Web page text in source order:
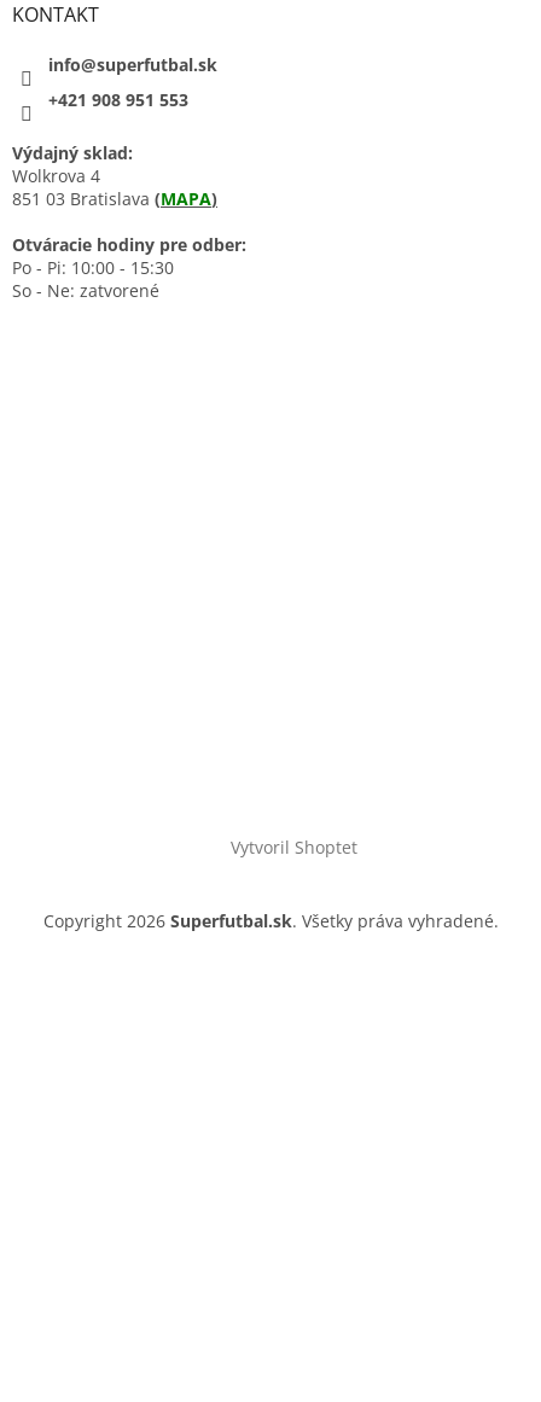
KONTAKT
info@superfutbal.sk
+421 908 951 553
Výdajný sklad:
Wolkrova 4
851 03 Bratislava (MAPA)
Otváracie hodiny pre odber:
Po - Pi: 10:00 - 15:30
So - Ne: zatvorené
Vytvoril Shoptet
Copyright 2026 Superfutbal.sk. Všetky práva vyhradené.